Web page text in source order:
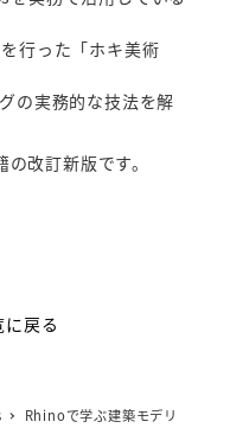
行った「ホキ美術
の実務的な技法を解
改訂新版です。
戻る
Rhinoで学ぶ建築モデリ